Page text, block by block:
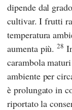
dipende dal
cultivar. I frutti
temperatura
aumenta più.28
carambola
ambiente per
è prolungato in
riportato la